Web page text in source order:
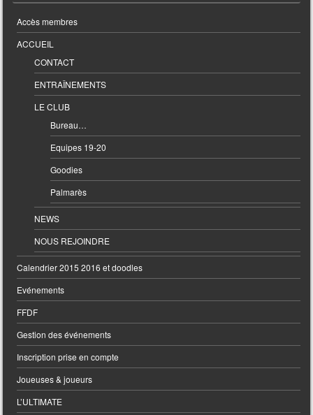
Accès membres
ACCUEIL
CONTACT
ENTRAÎNEMENTS
LE CLUB
Bureau…
Equipes 19-20
Goodies
Palmarès
NEWS
NOUS REJOINDRE
Calendrier 2015 2016 et doodles
Evénements
FFDF
Gestion des événements
Inscription prise en compte
Joueuses & joueurs
L’ULTIMATE